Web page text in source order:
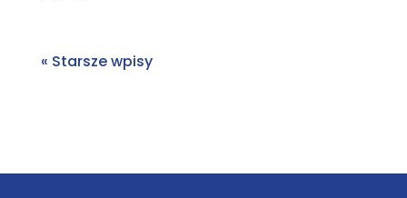
« Starsze wpisy